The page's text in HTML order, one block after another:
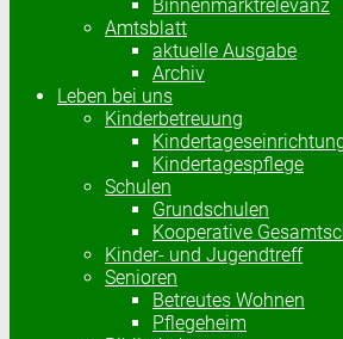
Binnenmarktrelevanz
Amtsblatt
aktuelle Ausgabe
Archiv
Leben bei uns
Kinderbetreuung
Kindertagespflege
Schulen
Grundschulen
Kooperative
Kinder- und Jugendtreff
Senioren
Betreutes Wohnen
Pflegeheim